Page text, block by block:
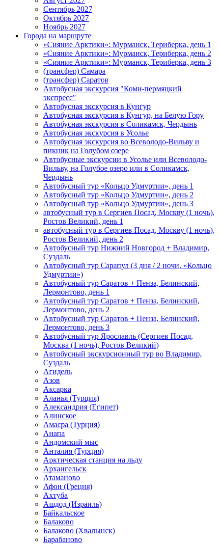
Сентябрь 2027
Октябрь 2027
Ноябрь 2027
Города на маршруте
«Сияние Арктики»: Мурманск, Териберка, день 1
«Сияние Арктики»: Мурманск, Териберка, день 2
«Сияние Арктики»: Мурманск, Териберка, день 3
(трансфер) Самара
(трансфер) Саратов
Автобусная экскурсия "Коми-пермяцкий
экспресс"
Автобусная экскурсия в Кунгур
Автобусная экскурсия в Кунгур, на Белую Гору
Автобусная экскурсия в Соликамск, Чердынь
Автобусная экскурсия в Усолье
Автобусная экскурсия во Всеволодо-Вильву и
пикник на Голубом озере
Автобусные экскурсии в Усолье или Всеволодо-
Вильву, на Голубое озеро или в Соликамск,
Чердынь
Автобусный тур «Кольцо Удмуртии», день 1
Автобусный тур «Кольцо Удмуртии», день 2
Автобусный тур «Кольцо Удмуртии», день 3
автобусный тур в Сергиев Посад, Москву (1 ночь),
Ростов Великий, день 1
автобусный тур в Сергиев Посад, Москву (1 ночь),
Ростов Великий, день 2
Автобусный тур Нижний Новгород + Владимир,
Суздаль
Автобусный тур Сарапул (3 дня / 2 ночи, «Кольцо
Удмуртии»)
Автобусный тур Саратов + Пенза, Белинский,
Лермонтово, день 1
Автобусный тур Саратов + Пенза, Белинский,
Лермонтово, день 2
Автобусный тур Саратов + Пенза, Белинский,
Лермонтово, день 3
Автобусный тур Ярославль (Сергиев Посад,
Москва (1 ночь), Ростов Великий)
Автобусный экскурсионный тур во Владимир,
Суздаль
Агидель
Азов
Аксарка
Аланья (Турция)
Александрия (Египет)
Алинское
Амасра (Турция)
Анапа
Андомский мыс
Анталия (Турция)
Арктическая станция на льду
Архангельск
Атаманово
Афон (Греция)
Ахтуба
Ашдод (Израиль)
Байкальское
Балаково
Балаково (Хвалынск)
Барабаново